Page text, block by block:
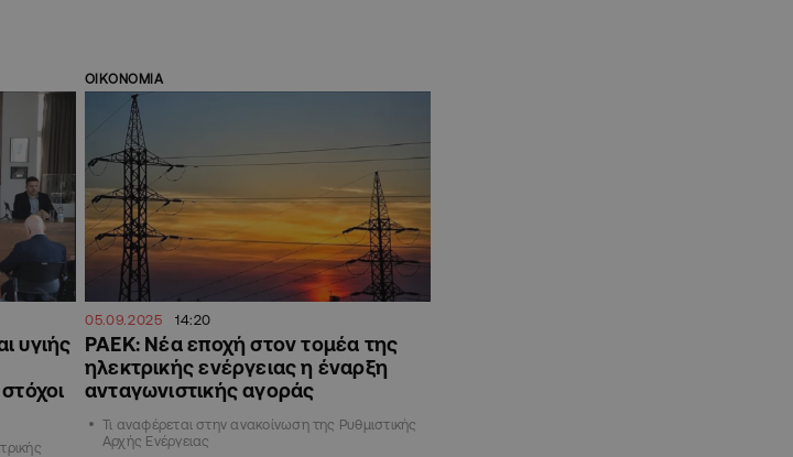
υγιής
ΟΙΚΟΝΟΜΙΑ
05.09.2025 14:20
ΡΑΕΚ: Νέα εποχή στον τομέα της
ηλεκτρικής ενέργειας η έναρξη
ανταγωνιστικής αγοράς
Τι αναφέρεται στην ανακοίνωση της Ρυθμιστικής
Αρχής Ενέργειας